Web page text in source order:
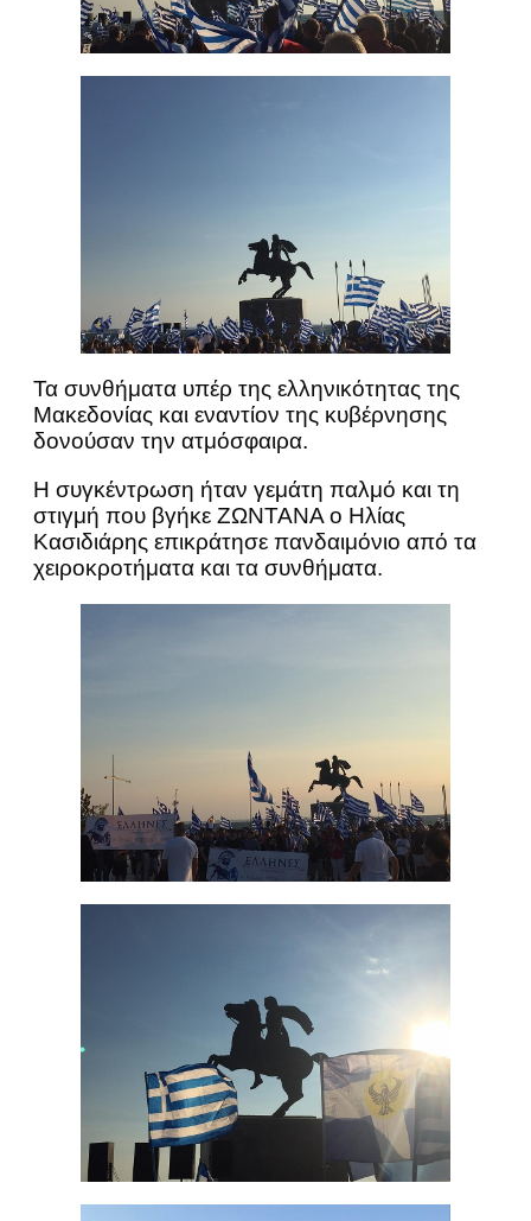
Τα συνθήματα υπέρ της ελληνικότητας της
Μακεδονίας και εναντίον της κυβέρνησης
δονούσαν την ατμόσφαιρα.
Η συγκέντρωση ήταν γεμάτη παλμό και τη
στιγμή που βγήκε ΖΩΝΤΑΝΑ ο Ηλίας
Κασιδιάρης επικράτησε πανδαιμόνιο από τα
χειροκροτήματα και τα συνθήματα.